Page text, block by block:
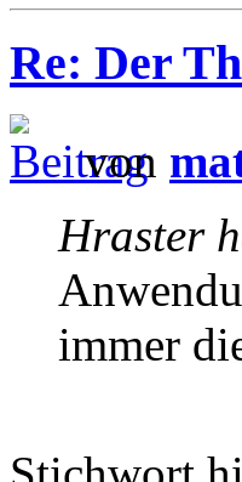
Re: Der
von
Hraster
immer